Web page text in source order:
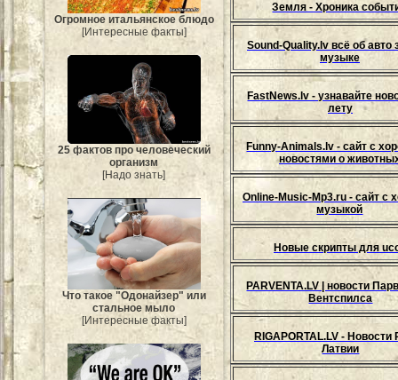
Огромное итальянское блюдо
[Интересные факты]
25 фактов про человеческий
организм
[Надо знать]
Что такое "Одонайзер" или
стальное мыло
[Интересные факты]
Земля - Хроника
Sound-Quality.lv всё об авто
музыке
FastNews.lv - узнавайте
лету
Funny-Animals.lv - сайт с
новостями о
Online-Music-Mp3.ru - сайт с
музыкой
Новые скрипты для
PARVENTA.LV | новости
Вентспилса
RIGAPORTAL.LV - Новости
Латвии